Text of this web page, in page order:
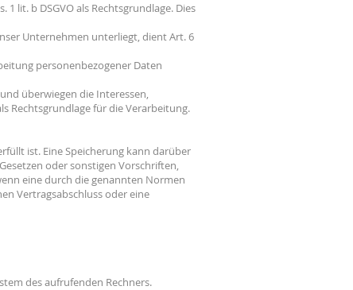
lit. b DSGVO als Rechtsgrundlage. Dies
Unternehmen unterliegt, dient Art. 6
personenbezogener Daten
überwiegen die Interessen,
Rechtsgrundlage für die Verarbeitung.
ist. Eine Speicherung kann darüber
oder sonstigen Vorschriften,
eine durch die genannten Normen
Vertragsabschluss oder eine
des aufrufenden Rechners.